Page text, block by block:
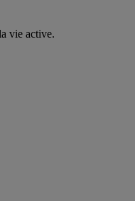
vie active.